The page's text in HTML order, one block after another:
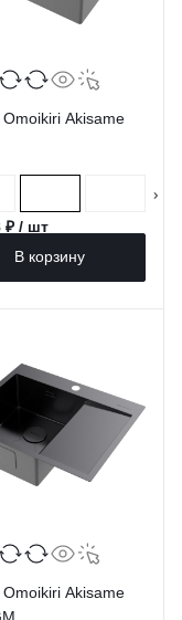
Akisame
₽ / шт
В корзину
Akisame